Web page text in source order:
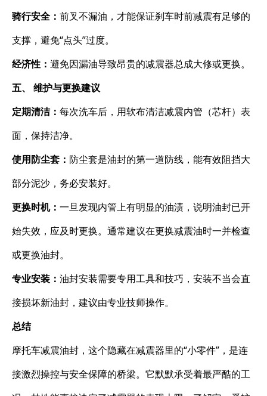
骑行安全： 前叉不漏油，才能保证刹车时前减震有足够的
支撑，避免“点头”过度。
经济性： 避免因漏油导致昂贵的减震器总成大修或更换。
五、 维护与更换建议
定期清洁： 每次洗车后，用软布清洁减震内管（芯杆）表
面，保持洁净。
使用防尘套： 防尘套是油封的第一道防线，能有效阻挡大
部分泥沙，务必安装好。
更换时机： 一旦发现内管上有明显的油渍，说明油封已开
始失效，应及时更换。通常建议在更换减震油时一并检查
或更换油封。
专业安装： 油封安装需要专用工具和技巧，安装不当会直
接损坏新油封，建议由专业技师操作。
总结
摩托车减震油封，这个隐藏在减震器里的“小零件”，是连
接激烈操控与安全保障的桥梁。它默默承受着最严酷的工